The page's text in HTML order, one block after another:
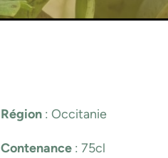
Région : Occitanie
Contenance : 75cl